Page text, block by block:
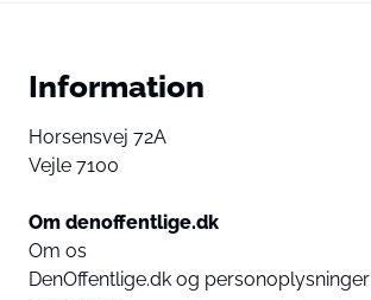
Information
Horsensvej 72A
Vejle 7100
Om denoffentlige.dk
Om os
DenOffentlige.dk og personoplysninger